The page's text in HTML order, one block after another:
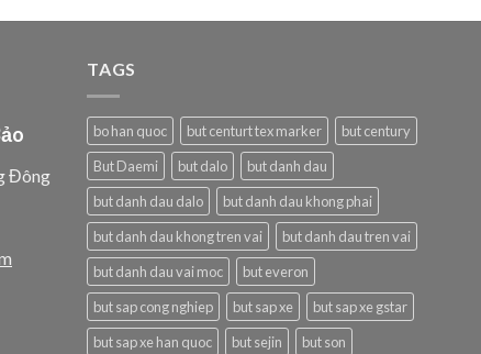
Đông
TAGS
bo han quoc but centurt tex marker
but century
But Daemi
but dalo
but danh dau
but danh dau dalo
but danh dau khong phai
but danh dau khong tren vai
but danh dau tren vai
but danh dau vai moc
but everon
but sap cong nghiep
but sap xe
but sap xe gstar
but sap xe han quoc
but sejin but son